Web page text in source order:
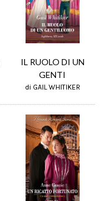
IL RUOLO DI UN
GENTI
di GAIL WHITIKER